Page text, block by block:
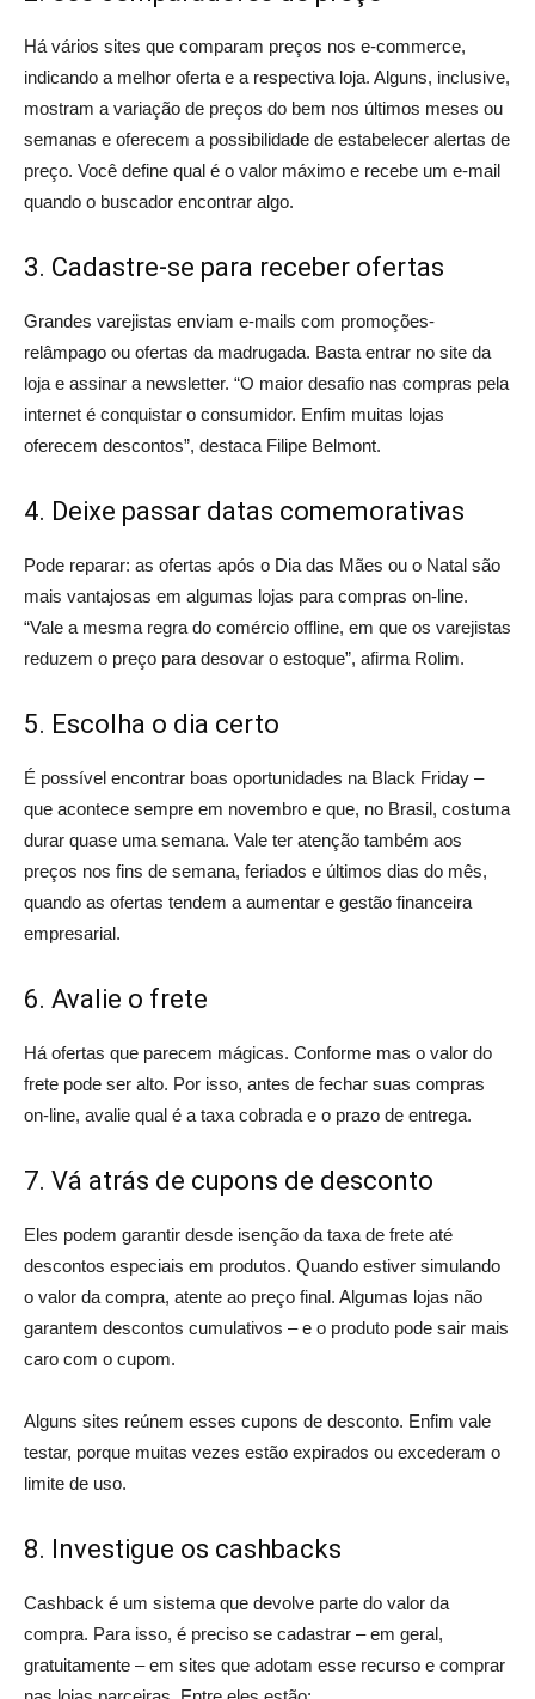
Há vários sites que comparam preços nos e-commerce,
indicando a melhor oferta e a respectiva loja. Alguns, inclusive,
mostram a variação de preços do bem nos últimos meses ou
semanas e oferecem a possibilidade de estabelecer alertas de
preço. Você define qual é o valor máximo e recebe um e-mail
quando o buscador encontrar algo.
3. Cadastre-se para receber ofertas
Grandes varejistas enviam e-mails com promoções-
relâmpago ou ofertas da madrugada. Basta entrar no site da
loja e assinar a newsletter. “O maior desafio nas compras pela
internet é conquistar o consumidor. Enfim muitas lojas
oferecem descontos”, destaca Filipe Belmont.
4. Deixe passar datas comemorativas
Pode reparar: as ofertas após o Dia das Mães ou o Natal são
mais vantajosas em algumas lojas para compras on-line.
“Vale a mesma regra do comércio offline, em que os varejistas
reduzem o preço para desovar o estoque”, afirma Rolim.
5. Escolha o dia certo
É possível encontrar boas oportunidades na Black Friday –
que acontece sempre em novembro e que, no Brasil, costuma
durar quase uma semana. Vale ter atenção também aos
preços nos fins de semana, feriados e últimos dias do mês,
quando as ofertas tendem a aumentar e gestão financeira
empresarial.
6. Avalie o frete
Há ofertas que parecem mágicas. Conforme mas o valor do
frete pode ser alto. Por isso, antes de fechar suas compras
on-line, avalie qual é a taxa cobrada e o prazo de entrega.
7. Vá atrás de cupons de desconto
Eles podem garantir desde isenção da taxa de frete até
descontos especiais em produtos. Quando estiver simulando
o valor da compra, atente ao preço final. Algumas lojas não
garantem descontos cumulativos – e o produto pode sair mais
caro com o cupom.
Alguns sites reúnem esses cupons de desconto. Enfim vale
testar, porque muitas vezes estão expirados ou excederam o
limite de uso.
8. Investigue os cashbacks
Cashback é um sistema que devolve parte do valor da
compra. Para isso, é preciso se cadastrar – em geral,
gratuitamente – em sites que adotam esse recurso e comprar